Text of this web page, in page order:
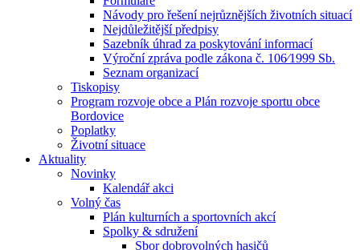
Návody pro řešení nejrůznějších životních situací
Nejdůležitější předpisy
Sazebník úhrad za poskytování informací
Výroční zpráva podle zákona č. 106⁄1999 Sb.
Seznam organizací
Tiskopisy
Program rozvoje obce a Plán rozvoje sportu obce
Bordovice
Poplatky
Životní situace
Aktuality
Novinky
Kalendář akci
Volný čas
Plán kulturních a sportovních akcí
Spolky & sdružení
Sbor dobrovolných hasičů